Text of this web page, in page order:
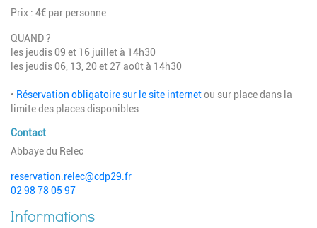
Prix : 4€ par personne‎
QUAND ?
les jeudis 09 et 16 juillet à 14h30
les jeudis 06, 13, 20 et 27 août à 14h30
• Réservation‎ obligatoire sur le site internetou sur place dans la
limite des places disponibles‎
Contact
Abbaye du Relec‎
reservation.relec@cdp29.fr
02 98 78 05 97